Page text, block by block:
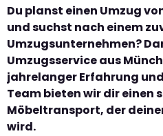
Du planst einen Umzug
und suchst nach einem
Umzugsunternehmen?
Umzugsservice aus
jahrelanger Erfahrung
Team bieten wir dir einen
Möbeltransport, der
wird.